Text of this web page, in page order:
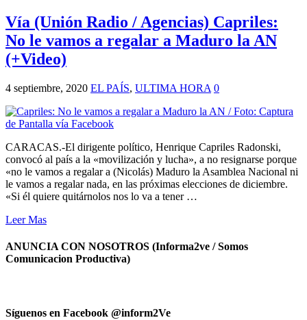
Vía (Unión Radio / Agencias) Capriles:
No le vamos a regalar a Maduro la AN
(+Video)
4 septiembre, 2020 EL PAÍS, ULTIMA HORA 0
CARACAS.-El dirigente político, Henrique Capriles Radonski,
convocó al país a la «movilización y lucha», a no resignarse porque
«no le vamos a regalar a (Nicolás) Maduro la Asamblea Nacional ni
le vamos a regalar nada, en las próximas elecciones de diciembre.
«Si él quiere quitárnolos nos lo va a tener …
Leer Mas
ANUNCIA CON NOSOTROS (Informa2ve / Somos
Comunicacion Productiva)
Síguenos en Facebook @inform2Ve